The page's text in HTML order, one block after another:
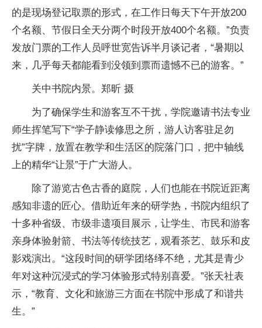
的是现场登记取票的形式，在工作日每天下午开放200
个名额、节假日全天分两个时段开放400个名额。”负责
发放门票的工作人员呼世宽告诉半月谈记者，“暑期以
来，几乎每天都能看到没领到票而遗憾不已的游客。”
关中书院内景。郑昕 摄
为了确保学生和游客互不干扰，学院邀请书法专业
师生挥笔写下“学子静读修思之所，游人访客驻足勿
扰”字牌，放置在教学和生活区的院落门口，把中轴线
上的精华“让景”于广大游人。
除了游览古色古香的庭院，人们也能在书院近距离
感知非遗的匠心。借助近年来的研学热，书院内组织了
十多种省级、市级非遗项目展示，让学生、市民和游客
亲身体验射箭、书法等传统技艺，观看茶艺、鼓乐和皮
影戏演出。“这段时间的研学团络绎不绝，尤其是青少
年对这种沉浸式的学习体验形式特别喜爱。”张天社表
示，“教育、文化和旅游三方面在书院中形成了和谐共
生。”